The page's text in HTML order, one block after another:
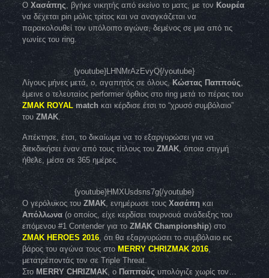
Ο Χασάπης, βγήκε νικητής από εκείνο το ματς, με τον Κουρέα
να δέχεται pin μόλις τρίτος και να αναγκάζεται να
παρακολουθεί τον υπόλοιπο αγώνα, δεμένος σε μια από τις
γωνίες του ring.
{youtube}LHNMrAzEvyQ{/youtube}
Λίγους μήνες μετά, ο, αγαπητός σε όλους, Κώστας Παππούς,
έμεινε ο τελευταίος performer όρθιος στο ring μετά το πέρας του
ZMAK ROYALmatchκαι κέρδισε έτσι το “χρυσό συμβόλαιο”
του ΖΜΑΚ.
Απέκτησε, έτσι, το δικαίωμα να το εξαργυρώσει για να
διεκδικήσει έναν από τους τίτλους του ΖΜΑΚ, όποια στιγμή
ήθελε, μέσα σε 365 ημέρες.
{youtube}HMXUsdsns7g{/youtube}
Ο γερόλυκος του ΖΜΑΚ, ενημέρωσε τους Χασάπηκαι
Απόλλωνα(ο οποίος, είχε κερδίσει τουρνουά ανάδειξης του
επόμενου #1 Contender για τοZMAK Championship) στο
ΖΜΑΚ HEROES 2016, ότι θα εξαργυρώσει το συμβόλαιο εις
βάρος του αγώνα τους στο MERRY CHRIZMAK 2016,
μετατρέποντάς τον σε Triple Threat.
ΣτοMERRY CHRIZMAK, ο Παππούς υπολόγιζε χωρίς τον…